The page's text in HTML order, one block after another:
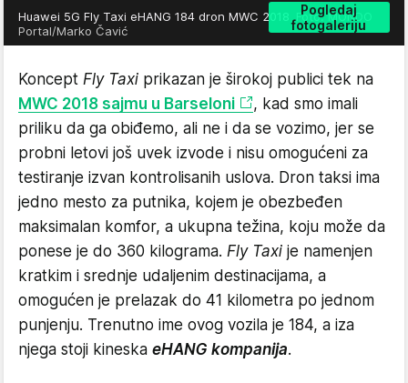
Pogledaj
fotogaleriju
Huawei 5G Fly Taxi eHANG 184 dron MWC 2018 Foto: MONDO
Portal/Marko Čavić
Koncept Fly Taxi prikazan je širokoj publici tek na
MWC 2018 sajmu u Barseloni
, kad smo imali
priliku da ga obiđemo, ali ne i da se vozimo, jer se
probni letovi još uvek izvode i nisu omogućeni za
testiranje izvan kontrolisanih uslova. Dron taksi ima
jedno mesto za putnika, kojem je obezbeđen
maksimalan komfor, a ukupna težina, koju može da
ponese je do 360 kilograma. Fly Taxi je namenjen
kratkim i srednje udaljenim destinacijama, a
omogućen je prelazak do 41 kilometra po jednom
punjenju. Trenutno ime ovog vozila je 184, a iza
njega stoji kineska eHANG kompanija.